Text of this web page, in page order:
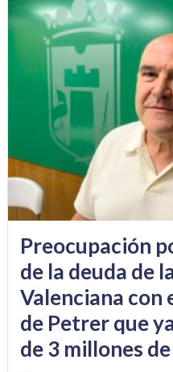
Preocupación
de la deuda de
Valenciana
de Petrer que
de 3 millones